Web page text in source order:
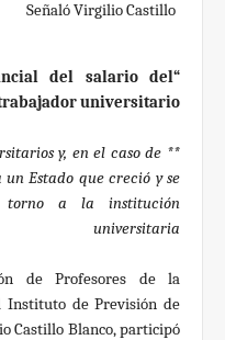
Señaló Virgilio Castillo
del salario del
universitario”
y, en el caso de
Estado que creció y se
torno a la institución
universitaria
de Profesores de la
Instituto de Previsión de
Castillo Blanco, participó